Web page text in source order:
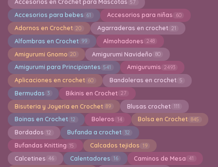
Accesorios en Crochet para Mascotas 57
Accesorios para bebes 61 Accesorios para niñas 60
Adornos en Crochet 20 Agarraderas en crochet 21
Alfombras en Crochet 99 Almohadones 248
Amigurumi Gnomo 20 Amigurumi Navideño 80
Amigurumi para Principiantes 541 Amigurumis 2493
Aplicaciones en crochet 60 Bandoleras en crochet 5
Bermudas 3 Bikinis en Crochet 27
Bisuteria y Joyeria en Crochet 89 Blusas crochet 111
Boinas en Crochet 12 Boleros 14 Bolsa en Crochet 845
Bordados 12 Bufanda a crochet 32
Bufandas Knitting 15 Calcados tejidos 19
Calcetines 46 Calentadores 16 Caminos de Mesa 41